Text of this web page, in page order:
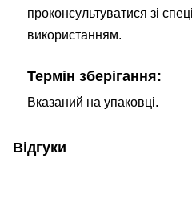
проконсультуватися зі
використанням.
Термін зберігання:
Вказаний на упаковці.
Відгуки